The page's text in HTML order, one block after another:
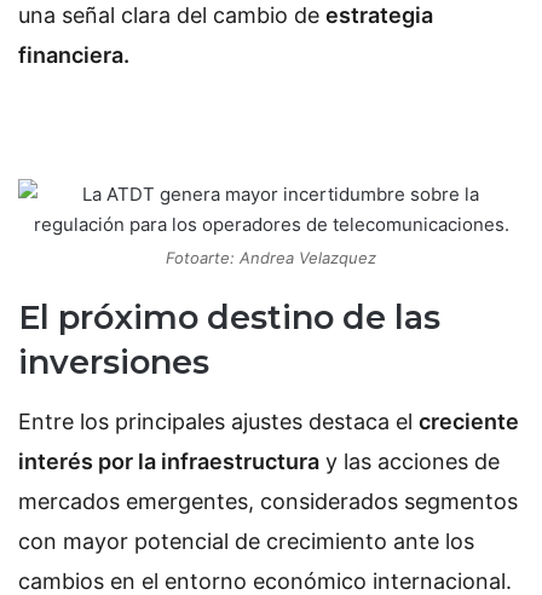
una señal clara del cambio de estrategia
financiera.
Fotoarte: Andrea Velazquez
El próximo destino de las
inversiones
Entre los principales ajustes destaca el creciente
interés por la infraestructura y las acciones de
mercados emergentes, considerados segmentos
con mayor potencial de crecimiento ante los
cambios en el entorno económico internacional.